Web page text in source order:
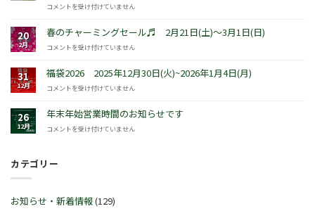
限
商
品
発
『ピ
ー
ラ
ビ
™
コメントを受け付けていません
20
2月
春のチャーミングセール♬ 2月21日(土)～3月1日(日)
春
チ
ャ
ー
ン
グ
ル
21
コメントを受け付けていません
31
12月
福袋2026 2025年12月30日(火)~2026年1月4日(月)
福
2026
2025
年
30
年
コメントを受け付けていません
26
12月
年末年始営業時間のお知らせです
年
始
コメントを受け付けていません
カテゴリー
お知らせ・新着情報(129)